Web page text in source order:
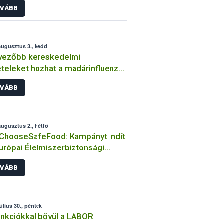
3., kedd
kereskedelmi
hozhat a madárinfluenza-
státusz visszanyerése
2., hétfő
Kampányt indít
Élelmiszerbiztonsági
(EFSA) a tudatos élelmiszer-
30., péntek
bővül a LABOR